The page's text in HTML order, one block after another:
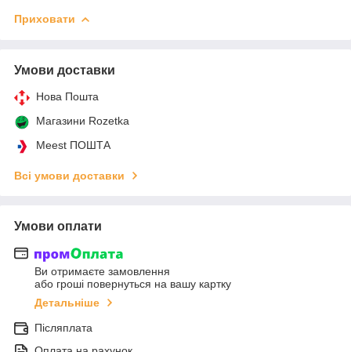
Приховати
Умови доставки
Нова Пошта
Магазини Rozetka
Meest ПОШТА
Всі умови доставки
Умови оплати
Ви отримаєте замовлення
або гроші повернуться на вашу картку
Детальніше
Післяплата